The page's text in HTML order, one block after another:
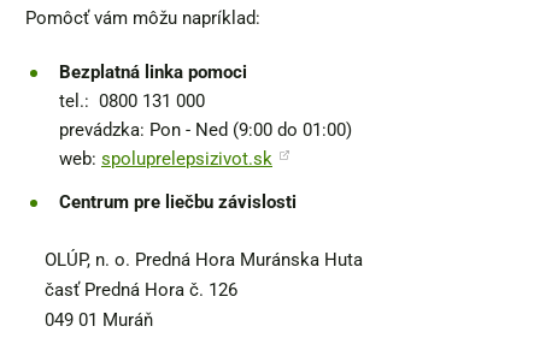
Pomôcť vám môžu napríklad:
Bezplatná linka pomoci
tel.: 0800 131 000
prevádzka: Pon - Ned (9:00 do 01:00)
web: spoluprelepsizivot.sk
Centrum pre liečbu závislosti
OLÚP, n. o. Predná Hora Muránska Huta
časť Predná Hora č. 126
049 01 Muráň